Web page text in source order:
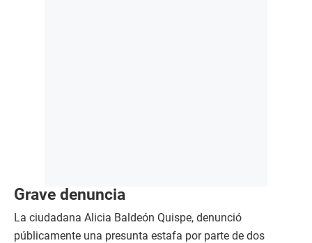
Grave denuncia
La ciudadana Alicia Baldeón Quispe, denunció
públicamente una presunta estafa por parte de dos